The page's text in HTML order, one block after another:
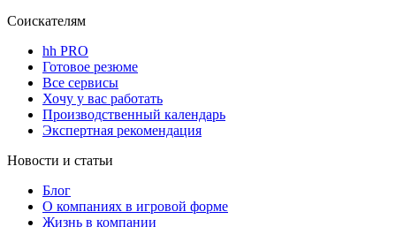
Соискателям
hh PRO
Готовое резюме
Все сервисы
Хочу у вас работать
Производственный календарь
Экспертная рекомендация
Новости и статьи
Блог
О компаниях в игровой форме
Жизнь в компании